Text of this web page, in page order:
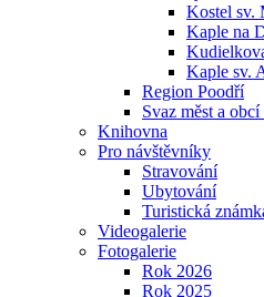
Kostel sv.
Kaple na
Kaple sv.
Region Poodří
Svaz měst a
Knihovna
Pro návštěvníky
Stravování
Ubytování
Turistická
Videogalerie
Fotogalerie
Rok 2026
Rok 2025